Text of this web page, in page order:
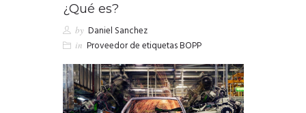
¿Qué es?
by Daniel Sanchez
in Proveedor de etiquetas BOPP